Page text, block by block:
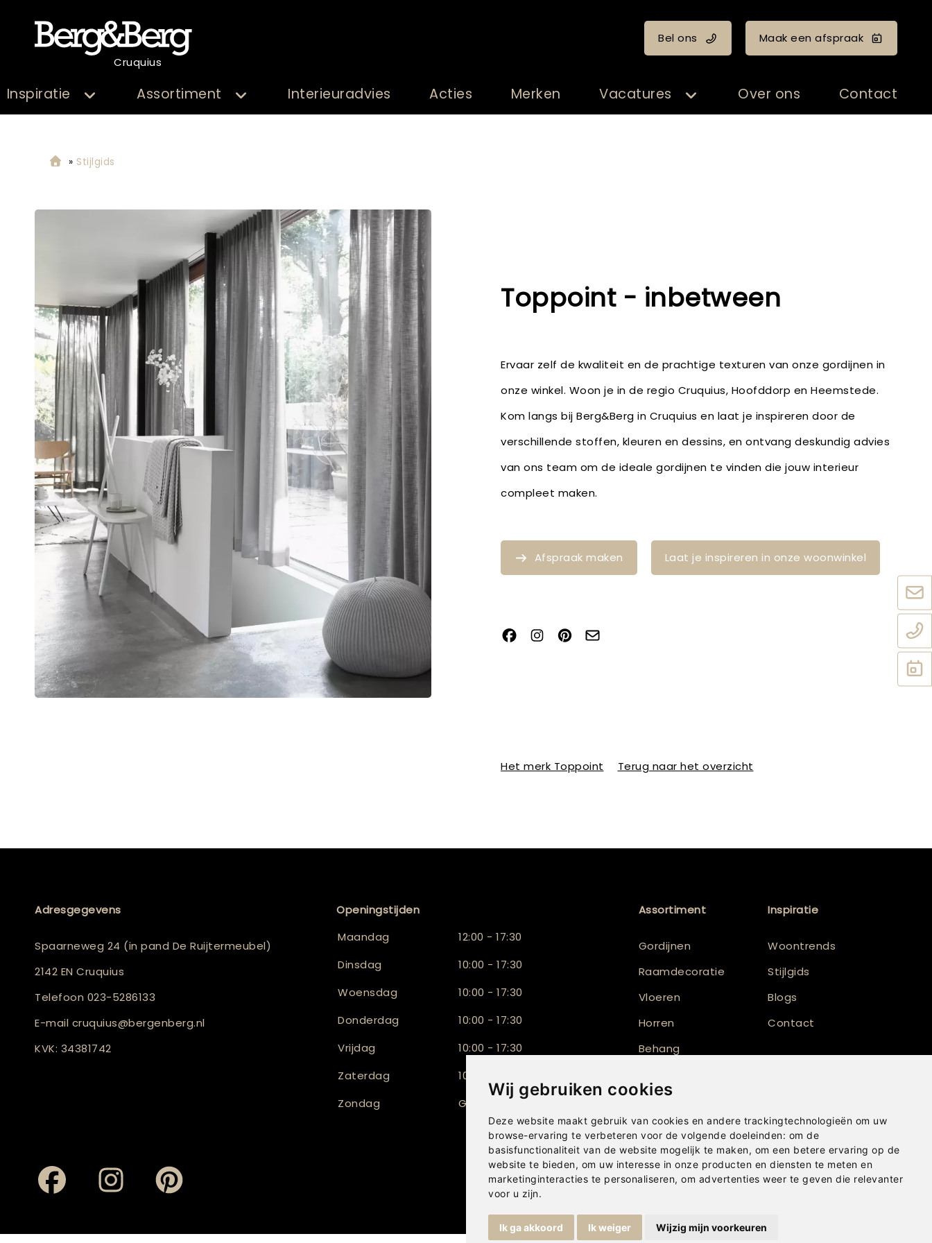
Wij gebruiken cookies
Deze website maakt gebruik van cookies en andere trackingtechnologieën om uw
browse-ervaring te verbeteren voor de volgende doeleinden: om de
basisfunctionaliteit van de website mogelijk te maken, om een betere ervaring op de
website te bieden, om uw interesse in onze producten en diensten te meten en
marketinginteracties te personaliseren, om advertenties weer te geven die relevanter
voor u zijn.
Ik ga akkoord Ik weiger Wijzig mijn voorkeuren
Cruquius
Bel ons Maak een afspraak
Inspiratie Assortiment Interieuradvies Acties Merken Vacatures Over ons Contact
» Stijlgids
Toppoint - inbetween
Ervaar zelf de kwaliteit en de prachtige texturen van onze gordijnen in
onze winkel. Woon je in de regio Cruquius, Hoofddorp en Heemstede.
Kom langs bij Berg&Berg in Cruquius en laat je inspireren door de
verschillende stoffen, kleuren en dessins, en ontvang deskundig advies
van ons team om de ideale gordijnen te vinden die jouw interieur
compleet maken.
Afspraak maken Laat je inspireren in onze woonwinkel
Het merk Toppoint Terug naar het overzicht
Adresgegevens
Spaarneweg 24 (in pand De Ruijtermeubel)
2142 EN Cruquius
Telefoon 023-5286133
E-mail cruquius@bergenberg.nl
KVK: 34381742
Openingstijden
Maandag
12:00 - 17:30
Dinsdag
10:00 - 17:30
Woensdag
10:00 - 17:30
Donderdag
10:00 - 17:30
Vrijdag
10:00 - 17:30
Zaterdag
10:00 - 17:00
Zondag
Gesloten
Assortiment
Gordijnen
Raamdecoratie
Vloeren
Horren
Behang
Shutters
Inspiratie
Woontrends
Stijlgids
Blogs
Contact